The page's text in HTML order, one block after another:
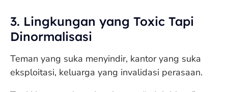
3. Lingkungan yang Toxic Tapi
Dinormalisasi
Teman yang suka menyindir, kantor yang suka
eksploitasi, keluarga yang invalidasi perasaan.